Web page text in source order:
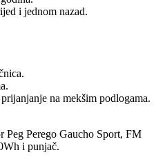
i jednom nazad.
na mekšim podlogama.
Peg Perego Gaucho Sport, FM
i punjač.